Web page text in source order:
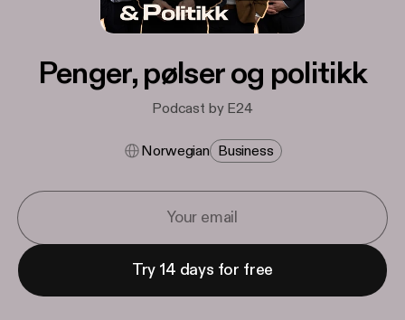
Penger, pølser og politikk
Podcast by E24
Norwegian Business
Try 14 days for free